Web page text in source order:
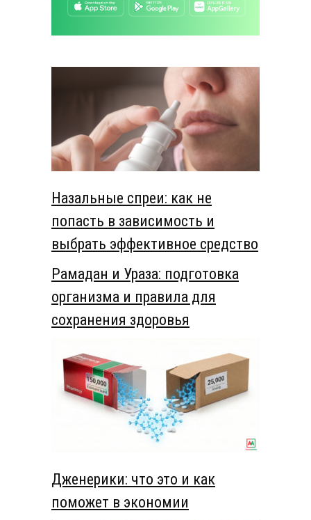
Назальные спреи: как не
попасть в зависимость и
выбрать эффективное средство
Рамадан и Ураза: подготовка
организма и правила для
сохранения здоровья
Дженерики: что это и как
поможет в экономии